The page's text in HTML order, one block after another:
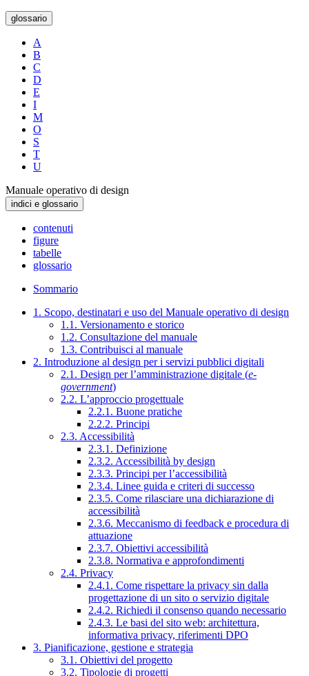
glossario
A
B
C
D
E
I
M
O
S
T
U
Manuale operativo di design
indici e glossario
contenuti
figure
tabelle
glossario
Sommario
1. Scopo, destinatari e uso del Manuale operativo di design
1.1. Versionamento e storico
1.2. Consultazione del manuale
1.3. Contribuisci al manuale
2. Introduzione al design per i servizi pubblici digitali
2.1. Design per l’amministrazione digitale (e-
government)
2.2. L’approccio progettuale
2.2.1. Buone pratiche
2.2.2. Principi
2.3. Accessibilità
2.3.1. Definizione
2.3.2. Accessibilità by design
2.3.3. Principi per l’accessibilità
2.3.4. Linee guida e criteri di successo
2.3.5. Come rilasciare una dichiarazione di
accessibilità
2.3.6. Meccanismo di feedback e procedura di
attuazione
2.3.7. Obiettivi accessibilità
2.3.8. Normativa e approfondimenti
2.4. Privacy
2.4.1. Come rispettare la privacy sin dalla
progettazione di un sito o servizio digitale
2.4.2. Richiedi il consenso quando necessario
2.4.3. Le basi del sito web: architettura,
informativa privacy, riferimenti DPO
3. Pianificazione, gestione e strategia
3.1. Obiettivi del progetto
3.2. Tipologie di progetti